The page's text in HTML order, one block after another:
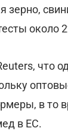
зерно,
около
что
в то
в ЕС.